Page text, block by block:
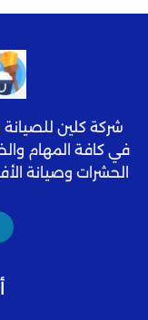
شركة كلين
في كافة المهام
الحشرات وصيانة